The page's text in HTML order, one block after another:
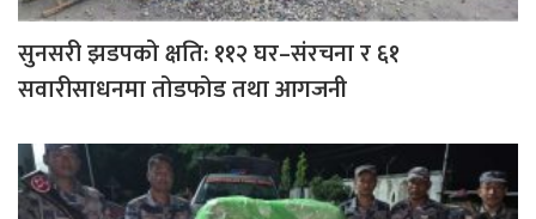
सुनसरी झडपको क्षति: ११२ घर–संरचना र ६१
सवारीसाधनमा तोडफोड तथा आगजनी